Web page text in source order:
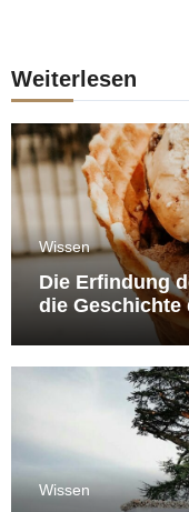
Weiterlesen
Wissen
Die Erfindung
die Geschichte
Wissen